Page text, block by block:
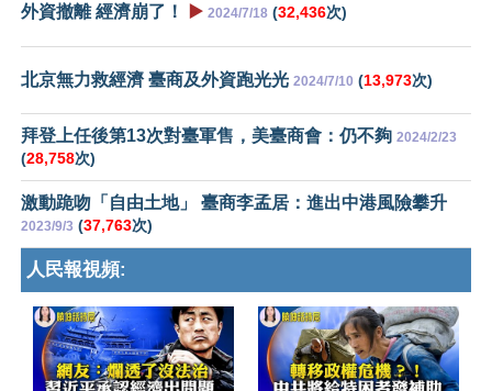
外資撤離 經濟崩了！ ▶️ 2024/7/18 (32,436次)
北京無力救經濟 臺商及外資跑光光 2024/7/10 (13,973次)
拜登上任後第13次對臺軍售，美臺商會：仍不夠 2024/2/23
(28,758次)
激動跪吻「自由土地」 臺商李孟居：進出中港風險攀升
2023/9/3 (37,763次)
人民報視頻: